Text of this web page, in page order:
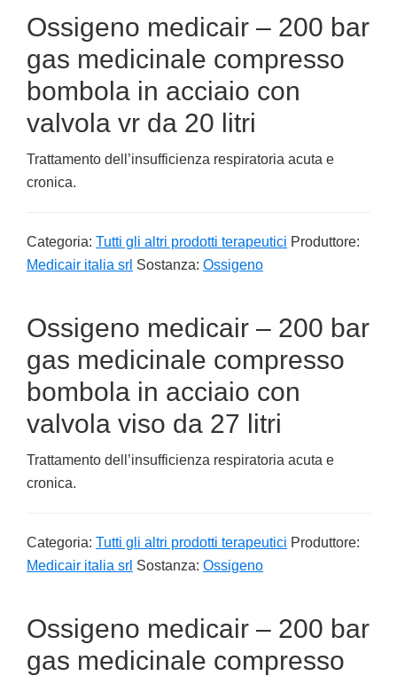
Ossigeno medicair – 200 bar
gas medicinale compresso
bombola in acciaio con
valvola vr da 20 litri
Trattamento dell’insufficienza respiratoria acuta e
cronica.
Categoria: Tutti gli altri prodotti terapeutici Produttore:
Medicair italia srl Sostanza: Ossigeno
Ossigeno medicair – 200 bar
gas medicinale compresso
bombola in acciaio con
valvola viso da 27 litri
Trattamento dell’insufficienza respiratoria acuta e
cronica.
Categoria: Tutti gli altri prodotti terapeutici Produttore:
Medicair italia srl Sostanza: Ossigeno
Ossigeno medicair – 200 bar
gas medicinale compresso